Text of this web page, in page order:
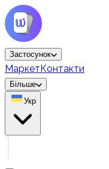
Застосунок
МаркетКонтакти
Більше
Укр